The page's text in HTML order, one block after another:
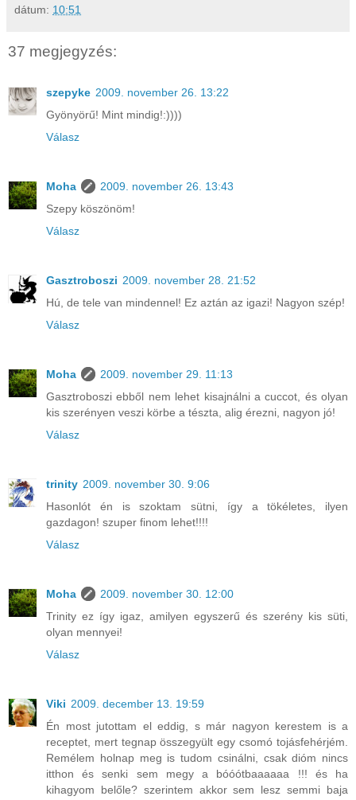
dátum: 10:51
37 megjegyzés:
szepyke 2009. november 26. 13:22
Gyönyörű! Mint mindig!:))))
Válasz
Moha
2009. november 26. 13:43
Szepy köszönöm!
Válasz
Gasztroboszi 2009. november 28. 21:52
Hú, de tele van mindennel! Ez aztán az igazi! Nagyon szép!
Válasz
Moha
2009. november 29. 11:13
Gasztroboszi ebből nem lehet kisajnálni a cuccot, és olyan
kis szerényen veszi körbe a tészta, alig érezni, nagyon jó!
Válasz
trinity 2009. november 30. 9:06
Hasonlót én is szoktam sütni, így a tökéletes, ilyen
gazdagon! szuper finom lehet!!!!
Válasz
Moha
2009. november 30. 12:00
Trinity ez így igaz, amilyen egyszerű és szerény kis süti,
olyan mennyei!
Válasz
Viki 2009. december 13. 19:59
Én most jutottam el eddig, s már nagyon kerestem is a
receptet, mert tegnap összegyült egy csomó tojásfehérjém.
Remélem holnap meg is tudom csinálni, csak dióm nincs
itthon és senki sem megy a bóóótbaaaaaa !!! és ha
kihagyom belőle? szerintem akkor sem lesz semmi baja